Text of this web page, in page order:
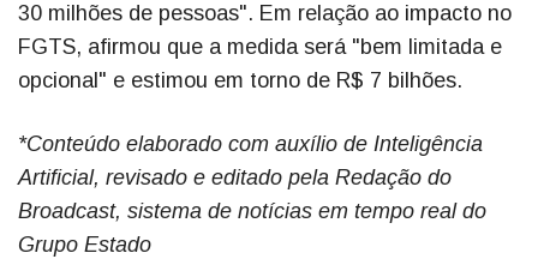
30 milhões de pessoas". Em relação ao impacto no
FGTS, afirmou que a medida será "bem limitada e
opcional" e estimou em torno de R$ 7 bilhões.
*Conteúdo elaborado com auxílio de Inteligência
Artificial, revisado e editado pela Redação do
Broadcast, sistema de notícias em tempo real do
Grupo Estado